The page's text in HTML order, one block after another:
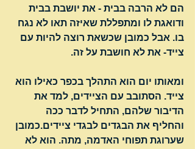
הם לא הרבה בבית - את יושבת בבית
ודואגת לו ומתפללת שאיזה תאו לא נגח
בו. אבל כמובן שכשאת רוצה להיות עם
צייד- את לא חושבת על זה.
ומאותו יום הוא התהלך בכפר כאילו הוא
צייד. הסתובב עם הציידים, למד את
הדיבור שלהם, התחיל לדבר ככה
והחליף את הבגדים לבגדי ציידים.כמובן
שערוגת תפוחי האדמה, מתה. הוא לא